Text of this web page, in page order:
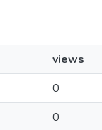
views
0
0